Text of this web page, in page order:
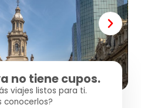
no tiene cupos.
viajes listos para ti.
conocerlos?